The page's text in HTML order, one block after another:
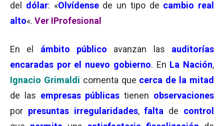
del dólar: «Olvídense de un tipo de cambio real
alto«. Ver IProfesional
En el ámbito público avanzan las auditorías
encaradas por el nuevo gobierno. En La Nación,
Ignacio Grimaldi comenta que cerca de la mitad
de las empresas públicas tienen observaciones
por presuntas irregularidades,falta de control